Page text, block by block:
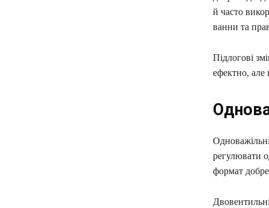
й часто
ванни та
Підлогові
ефектно, але
регулювати
формат добре